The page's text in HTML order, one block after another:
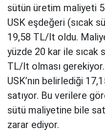
sütün üretim maliyeti
USK eşdeğeri (sıcak
19,58 TL/lt oldu.
yüzde 20 kar ile sıcak
TL/lt olması
USK’nın belirlediği
satıyor. Bu verilere
sütü maliyetine bile
zarar ediyor.